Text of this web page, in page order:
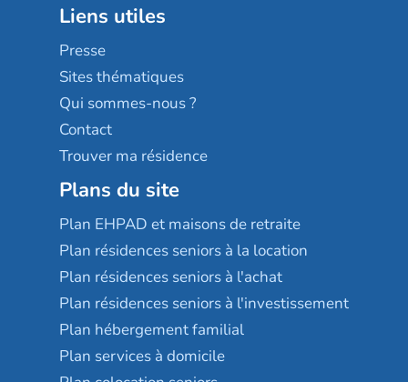
Les villages d'or
Sérénys
Résidences services Villa Médicis
Liens utiles
Presse
Sites thématiques
Qui sommes-nous ?
Contact
Trouver ma résidence
Plans du site
Plan EHPAD et maisons de retraite
Plan résidences seniors à la location
Plan résidences seniors à l'achat
Plan résidences seniors à l'investissement
Plan hébergement familial
Plan services à domicile